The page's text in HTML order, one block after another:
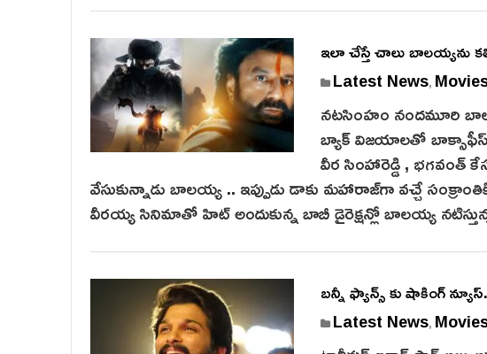
ఇలా చేస్తే చాలు బాలయ్యను
Latest News,
నటసింహం నందమూరి
బ్యాక్ విజయాలతో
వీర సింహారెడ్డి ,
వేసుకున్నాడు బాలయ్య .. ఇప్పుడు డాకు మహారాజ్‌గా వచ్చే సంక్రాంతికి
వీరయ్య సినిమాతో హిట్ అందుకున్న బాబీ డైరెక్షన్లో బాలయ్య
బన్నీ ఫ్యాన్స్ కు షాకింగ్
Latest News,